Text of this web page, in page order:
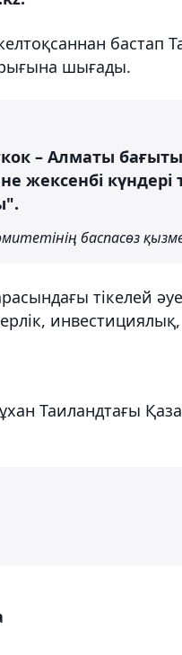
бастап
шығады.
– Алматы
жексенбі
баспасөз
тікелей
Таиландтағы